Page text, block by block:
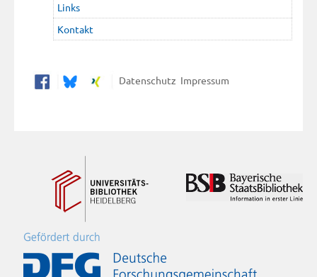
Links
Kontakt
Datenschutz Impressum